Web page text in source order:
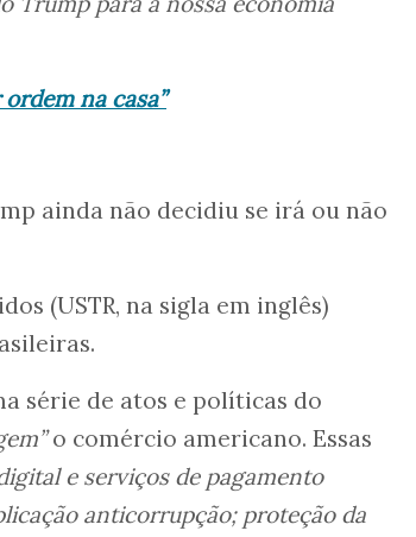
na casa”
ainda não decidiu se irá ou não
(USTR, na sigla em inglês)
série de atos e políticas do
o comércio americano. Essas
e serviços de pagamento
anticorrupção; proteção da